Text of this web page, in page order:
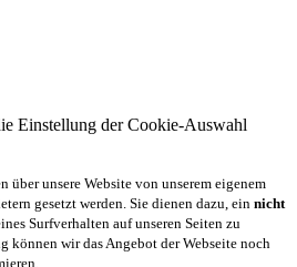
Einstellung der Cookie-Auswahl
über unsere Website von unserem eigenem
gesetzt werden. Sie dienen dazu, ein nicht
Surfverhalten auf unseren Seiten zu
können wir das Angebot der Webseite noch